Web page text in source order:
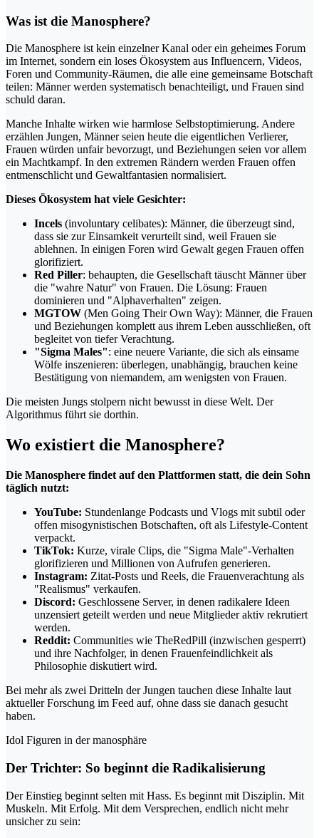
Was ist die Manosphere?
Die Manosphere ist kein einzelner Kanal oder ein geheimes Forum
im Internet, sondern ein loses Ökosystem aus Influencern, Videos,
Foren und Community-Räumen, die alle eine gemeinsame Botschaft
teilen: Männer werden systematisch benachteiligt, und Frauen sind
schuld daran.
Manche Inhalte wirken wie harmlose Selbstoptimierung. Andere
erzählen Jungen, Männer seien heute die eigentlichen Verlierer,
Frauen würden unfair bevorzugt, und Beziehungen seien vor allem
ein Machtkampf. In den extremen Rändern werden Frauen offen
entmenschlicht und Gewaltfantasien normalisiert.
Dieses Ökosystem hat viele Gesichter:
Incels (involuntary celibates): Männer, die überzeugt sind,
dass sie zur Einsamkeit verurteilt sind, weil Frauen sie
ablehnen. In einigen Foren wird Gewalt gegen Frauen offen
glorifiziert.
Red Piller: behaupten, die Gesellschaft täuscht Männer über
die "wahre Natur" von Frauen. Die Lösung: Frauen
dominieren und "Alphaverhalten" zeigen.
MGTOW (Men Going Their Own Way): Männer, die Frauen
und Beziehungen komplett aus ihrem Leben ausschließen, oft
begleitet von tiefer Verachtung.
"Sigma Males": eine neuere Variante, die sich als einsame
Wölfe inszenieren: überlegen, unabhängig, brauchen keine
Bestätigung von niemandem, am wenigsten von Frauen.
Die meisten Jungs stolpern nicht bewusst in diese Welt. Der
Algorithmus führt sie dorthin.
Wo existiert die Manosphere?
Die Manosphere findet auf den Plattformen statt, die dein Sohn
täglich nutzt:
YouTube: Stundenlange Podcasts und Vlogs mit subtil oder
offen misogynistischen Botschaften, oft als Lifestyle-Content
verpackt.
TikTok: Kurze, virale Clips, die "Sigma Male"-Verhalten
glorifizieren und Millionen von Aufrufen generieren.
Instagram: Zitat-Posts und Reels, die Frauenverachtung als
"Realismus" verkaufen.
Discord: Geschlossene Server, in denen radikalere Ideen
unzensiert geteilt werden und neue Mitglieder aktiv rekrutiert
werden.
Reddit: Communities wie TheRedPill (inzwischen gesperrt)
und ihre Nachfolger, in denen Frauenfeindlichkeit als
Philosophie diskutiert wird.
Bei mehr als zwei Dritteln der Jungen tauchen diese Inhalte laut
aktueller Forschung im Feed auf, ohne dass sie danach gesucht
haben.
Idol Figuren in der manosphäre
Der Trichter: So beginnt die Radikalisierung
Der Einstieg beginnt selten mit Hass. Es beginnt mit Disziplin. Mit
Muskeln. Mit Erfolg. Mit dem Versprechen, endlich nicht mehr
unsicher zu sein: